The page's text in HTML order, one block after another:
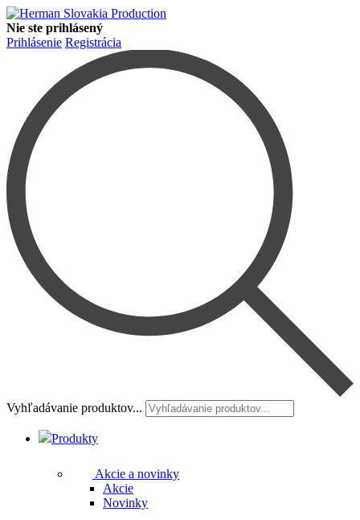
Nie ste prihlásený
Prihlásenie Registrácia
Vyhľadávanie produktov...
Produkty
Akcie a novinky
Akcie
Novinky